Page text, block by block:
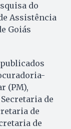
do
Assistência
Goiás
(PM),
Secretaria de
de
de